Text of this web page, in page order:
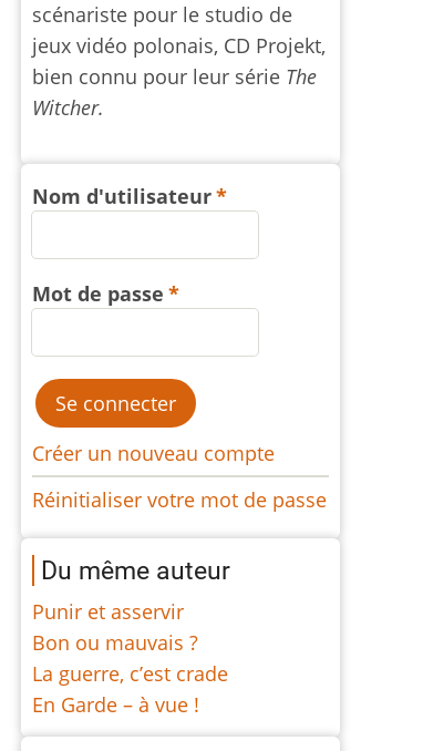
scénariste pour le studio de
jeux vidéo polonais, CD Projekt,
bien connu pour leur série The
Witcher.
Nom d'utilisateur
Mot de passe
Créer un nouveau compte
Réinitialiser votre mot de passe
Du même auteur
Punir et asservir
Bon ou mauvais ?
La guerre, c’est crade
En Garde – à vue !